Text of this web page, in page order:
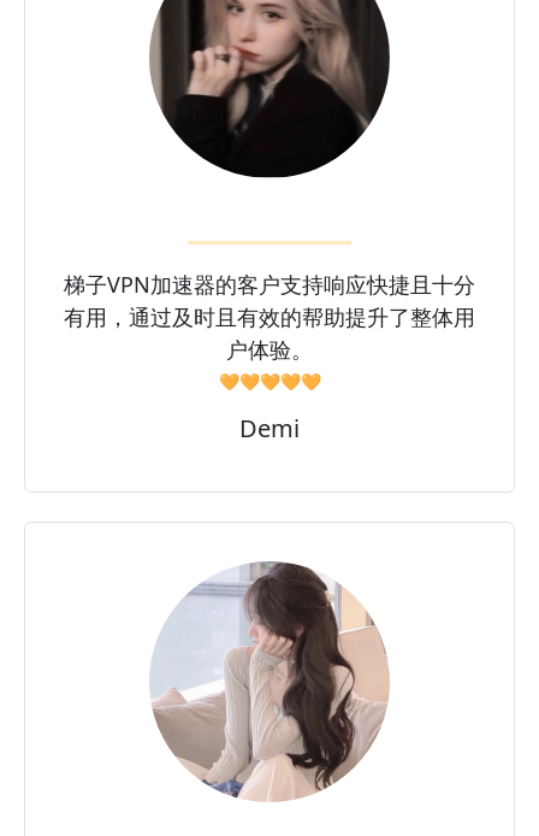
梯子VPN加速器的客户支持响应快捷且十分
有用，通过及时且有效的帮助提升了整体用
户体验。
🧡🧡🧡🧡🧡
Demi